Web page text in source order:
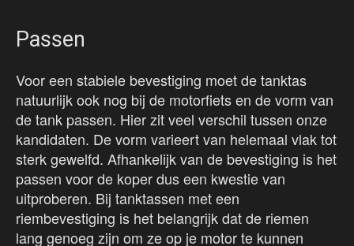
Passen
Voor een stabiele bevestiging moet de tanktas
natuurlijk ook nog bij de motorfiets en de vorm van
de tank passen. Hier zit veel verschil tussen onze
kandidaten. De vorm varieert van helemaal vlak tot
sterk gewelfd. Afhankelijk van de bevestiging is het
passen voor de koper dus een kwestie van
uitproberen. Bij tanktassen met een
riembevestiging is het belangrijk dat de riemen
lang genoeg zijn om ze op je motor te kunnen